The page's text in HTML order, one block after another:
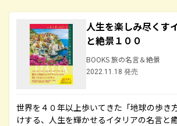
人生を楽しみ尽くす
と絶景１００
BOOKS 旅の名言＆絶景
2022.11.18 発売
世界を４０年以上歩いてきた「地球の歩き
けする、人生を輝かせるイタリアの名言と